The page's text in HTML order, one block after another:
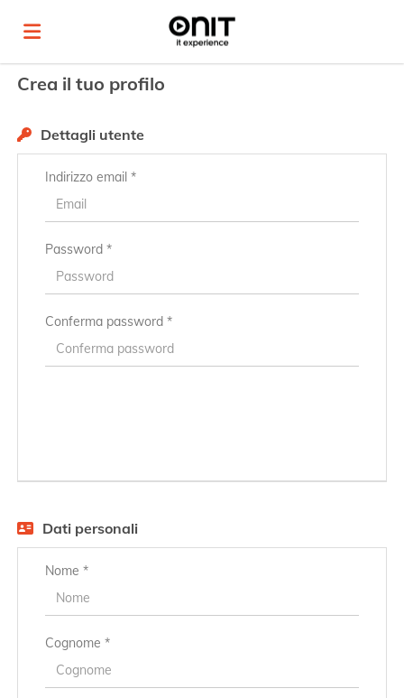
Home
Offerte
di
lavoro
Carica
il
CV
Login
Lingua
IT
DE
Crea il tuo profilo
Dettagli utente
Indirizzo email *
Password *
Conferma password *
Dati personali
Nome *
Cognome *